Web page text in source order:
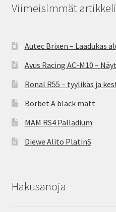
Viimeisimmät
Autec Brixen – Laadukas
Avus Racing AC-M10 –
Ronal R55 – tyylikäs ja
Borbet A black matt
MAM RS4 Palladium
Diewe Alito PlatinS
Hakusanoja